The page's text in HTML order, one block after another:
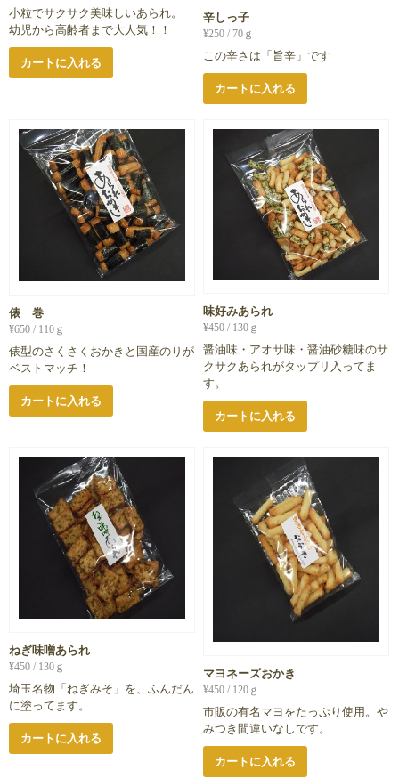
小粒でサクサク美味しいあられ。
幼児から高齢者まで大人気！！
カートに入れる
辛しっ子
¥250 / 70ｇ
この辛さは「旨辛」です
カートに入れる
俵 巻
¥650 / 110ｇ
俵型のさくさくおかきと国産のりが
ベストマッチ！
カートに入れる
味好みあられ
¥450 / 130ｇ
醤油味・アオサ味・醤油砂糖味のサ
クサクあられがタップリ入ってま
す。
カートに入れる
ねぎ味噌あられ
¥450 / 130ｇ
埼玉名物「ねぎみそ」を、ふんだん
に塗ってます。
カートに入れる
マヨネーズおかき
¥450 / 120ｇ
市販の有名マヨをたっぷり使用。や
みつき間違いなしです。
カートに入れる